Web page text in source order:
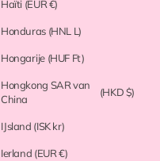
Haïti (EUR €)
Honduras (HNL L)
Hongarije (HUF Ft)
Hongkong SAR van
China
(HKD $)
IJsland (ISK kr)
Ierland (EUR €)